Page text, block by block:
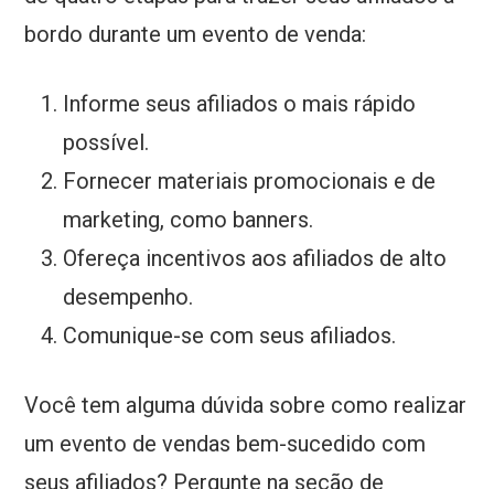
bordo durante um evento de venda:
Informe seus afiliados o mais rápido
possível.
Fornecer materiais promocionais e de
marketing, como banners.
Ofereça incentivos aos afiliados de alto
desempenho.
Comunique-se com seus afiliados.
Você tem alguma dúvida sobre como realizar
um evento de vendas bem-sucedido com
seus afiliados? Pergunte na seção de